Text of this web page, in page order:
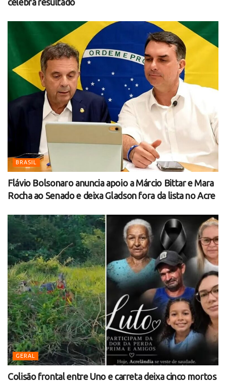
celebra resultado
BRASIL
Flávio Bolsonaro anuncia apoio a Márcio Bittar e Mara
Rocha ao Senado e deixa Gladson fora da lista no Acre
GERAL
Colisão frontal entre Uno e carreta deixa cinco mortos